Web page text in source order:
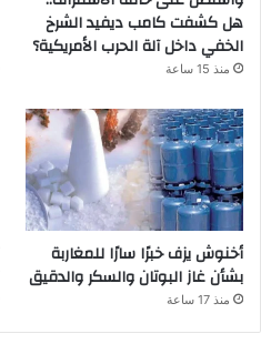
هل كشفت كامب ديفيد الشرخ
الخفي داخل آلة الحرب الأمريكية؟
منذ 15 ساعة
أخنوش يزف خبرًا سارًا للمغاربة
بشأن غاز البوتان والسكر والدقيق
منذ 17 ساعة